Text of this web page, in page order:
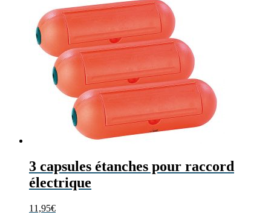
3 capsules étanches pour raccord
électrique
11,95€